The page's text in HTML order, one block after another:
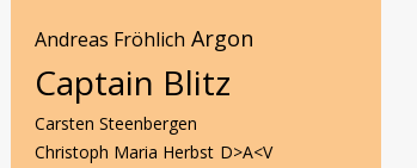
Andreas Fröhlich Argon
Captain Blitz
Carsten Steenbergen
Christoph Maria Herbst D>A<V